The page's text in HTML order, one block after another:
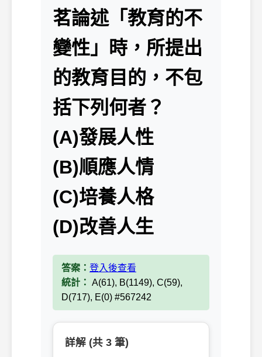
茗論述「教育的不
變性」時，所提出
的教育目的，不包
括下列何者？
(A)發展人性
(B)順應人情
(C)培養人格
(D)改善人生
答案： 登入後查看
統計： A(61), B(1149), C(59),
D(717), E(0) #567242
詳解 (共 3 筆)